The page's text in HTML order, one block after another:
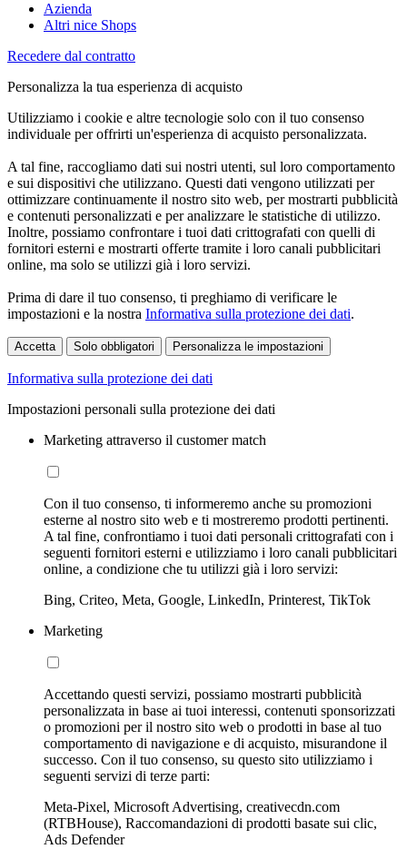
Azienda
Altri nice Shops
Recedere dal contratto
Personalizza la tua esperienza di acquisto
Utilizziamo i cookie e altre tecnologie solo con il tuo consenso
individuale per offrirti un'esperienza di acquisto personalizzata.
A tal fine, raccogliamo dati sui nostri utenti, sul loro comportamento
e sui dispositivi che utilizzano. Questi dati vengono utilizzati per
ottimizzare continuamente il nostro sito web, per mostrarti pubblicità
e contenuti personalizzati e per analizzare le statistiche di utilizzo.
Inoltre, possiamo confrontare i tuoi dati crittografati con quelli di
fornitori esterni e mostrarti offerte tramite i loro canali pubblicitari
online, ma solo se utilizzi già i loro servizi.
Prima di dare il tuo consenso, ti preghiamo di verificare le
impostazioni e la nostra Informativa sulla protezione dei dati.
Accetta Solo obbligatori Personalizza le impostazioni
Informativa sulla protezione dei dati
Impostazioni personali sulla protezione dei dati
Marketing attraverso il customer match
Con il tuo consenso, ti informeremo anche su promozioni
esterne al nostro sito web e ti mostreremo prodotti pertinenti.
A tal fine, confrontiamo i tuoi dati personali crittografati con i
seguenti fornitori esterni e utilizziamo i loro canali pubblicitari
online, a condizione che tu utilizzi già i loro servizi:
Bing, Criteo, Meta, Google, LinkedIn, Printerest, TikTok
Marketing
Accettando questi servizi, possiamo mostrarti pubblicità
personalizzata in base ai tuoi interessi, contenuti sponsorizzati
o promozioni per il nostro sito web o prodotti in base al tuo
comportamento di navigazione e di acquisto, misurandone il
successo. Con il tuo consenso, su questo sito utilizziamo i
seguenti servizi di terze parti:
Meta-Pixel, Microsoft Advertising, creativecdn.com
(RTBHouse), Raccomandazioni di prodotti basate sui clic,
Ads Defender